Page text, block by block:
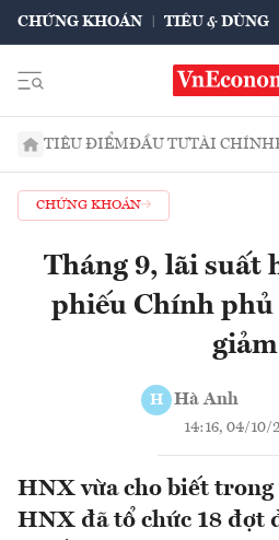
CHỨNG KHOÁN TIÊU & DÙNG
TIÊU ĐIỂMĐẦU TƯTÀI CHÍNH
CHỨNG KHOÁN
Tháng 9, lãi suất
phiếu Chính phủ
giảm
H Hà Anh
14:16, 04/10/
HNX vừa cho biết
HNX đã tổ chức 18 đợt